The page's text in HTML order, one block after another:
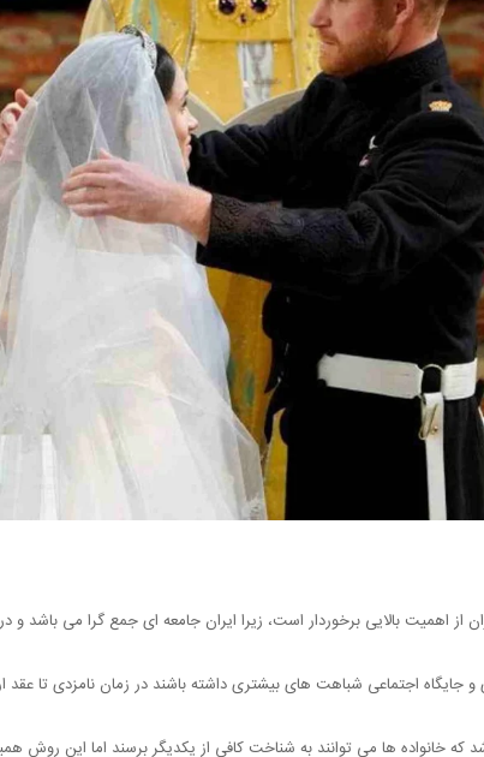
از اهمیت بالایی برخوردار است، زیرا ایران جامعه ای جمع گرا می باشد و
جایگاه اجتماعی شباهت های بیشتری داشته باشند در زمان نامزدی تا
که خانواده ها می توانند به شناخت کافی از یکدیگر برسند اما این